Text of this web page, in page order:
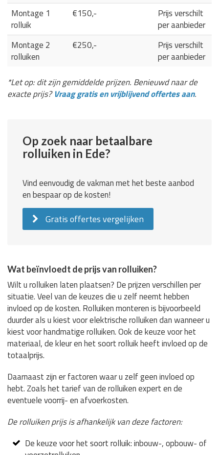
Montage 1
rolluik
€150,-
Prijs verschilt
per aanbieder
Montage 2
rolluiken
€250,-
Prijs verschilt
per aanbieder
*Let op: dit zijn gemiddelde prijzen. Benieuwd naar de
exacte prijs?Vraag gratis en vrijblijvend offertes aan.
Op zoek naar betaalbare
rolluiken in Ede?
Vind eenvoudig de vakman met het beste aanbod
en bespaar op de kosten!
Gratis offertes vergelijken
Wat beïnvloedt de prijs van rolluiken?
Wilt u rolluiken laten plaatsen? De prijzen verschillen per
situatie. Veel van de keuzes die u zelf neemt hebben
invloed op de kosten. Rolluiken monteren is bijvoorbeeld
duurder als u kiest voor elektrische rolluiken dan wanneer u
kiest voor handmatige rolluiken. Ook de keuze voor het
materiaal, de kleur en het soort rolluik heeft invloed op de
totaalprijs.
Daarnaast zijn er factoren waar u zelf geen invloed op
hebt. Zoals het tarief van de rolluiken expert en de
eventuele voorrij- en afvoerkosten.
De rolluiken prijs is afhankelijk van deze factoren:
De keuze voor het soort rolluik: inbouw-, opbouw- of